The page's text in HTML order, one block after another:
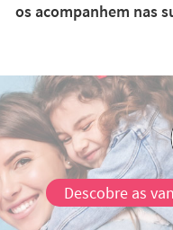
os acompanhem nas
Descobre as